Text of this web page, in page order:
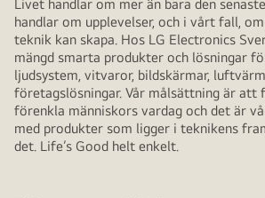
Livet handlar om mer än bara den
handlar om upplevelser, och i vårt fall,
teknik kan skapa. Hos LG Electronics
mängd smarta produkter och lösningar
ljudsystem, vitvaror, bildskärmar,
företagslösningar. Vår målsättning är att
förenkla människors vardag och det är
med produkter som ligger i teknikens
det. Life’s Good helt enkelt.